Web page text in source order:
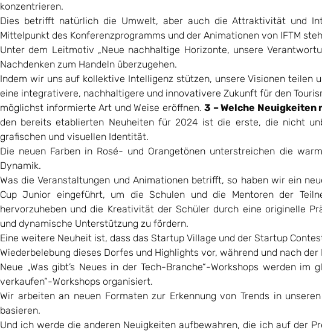
konzentrieren.
Dies betrifft natürlich die Umwelt, aber auch die Attraktivität und
Mittelpunkt des Konferenzprogramms und der Animationen von IFTM
Unter dem Leitmotiv „Neue nachhaltige Horizonte, unsere
Nachdenken zum Handeln überzugehen.
Indem wir uns auf kollektive Intelligenz stützen, unsere Visionen teilen
eine integrativere, nachhaltigere und innovativere Zukunft für den
möglichst informierte Art und Weise eröffnen.3 – Welche
den bereits etablierten Neuheiten für 2024 ist die erste, die nicht
grafischen und visuellen Identität.
Die neuen Farben in Rosé- und Orangetönen unterstreichen die
Dynamik.
Was die Veranstaltungen und Animationen betrifft, so haben wir ein
Cup Junior eingeführt, um die Schulen und die Mentoren der
hervorzuheben und die Kreativität der Schüler durch eine originelle
und dynamische Unterstützung zu fördern.
Eine weitere Neuheit ist, dass das Startup Village und der Startup
Wiederbelebung dieses Dorfes und Highlights vor, während und nach
Neue „Was gibt’s Neues in der Tech-Branche“-Workshops werden im
verkaufen“-Workshops organisiert.
Wir arbeiten an neuen Formaten zur Erkennung von Trends in
basieren.
Und ich werde die anderen Neuigkeiten aufbewahren, die ich auf der